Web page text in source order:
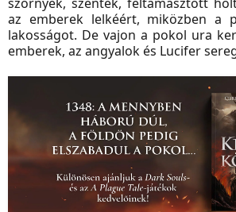
az emberek lelkéért, miközben a
lakosságot. De vajon a pokol ura
emberek, az angyalok és Lucifer